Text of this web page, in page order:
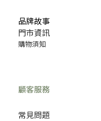
品牌故事
門市資訊
購物須知
顧客服務
常見問題